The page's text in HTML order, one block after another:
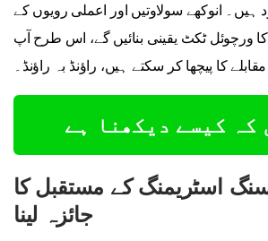
انوکھے سولاوتیں اور اعملی رویوں کے
ورچوئل ٹکٹ یقینی بنائیں گے، اس طرح آپ
مقابلے کا پیچھا کر سکتے ہیں، راؤنڈ بہ راؤنڈ۔
کہ کیسے دیکھنا ہے
اسٹریمنگ کے مستقبل کا
جائزہ لینا